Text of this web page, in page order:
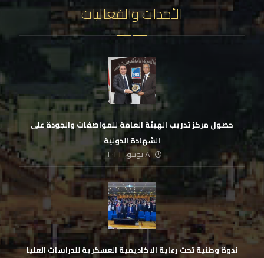
الأحداث والفعاليات
حصول مركز تدريب الهيئة العامة للمواصفات والجودة على
الشهادة الدولية
٨ يونيو، ٢٠٢٢
ندوة وطنية تحت رعاية الاكاديمية العسكرية للدراسات العليا